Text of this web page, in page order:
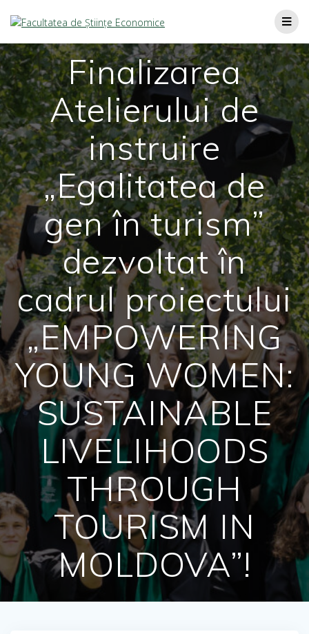
Finalizarea
Atelierului de
instruire
„Egalitatea de
gen în turism”
dezvoltat în
cadrul proiectului
„EMPOWERING
YOUNG WOMEN:
SUSTAINABLE
LIVELIHOODS
THROUGH
TOURISM IN
MOLDOVA”!